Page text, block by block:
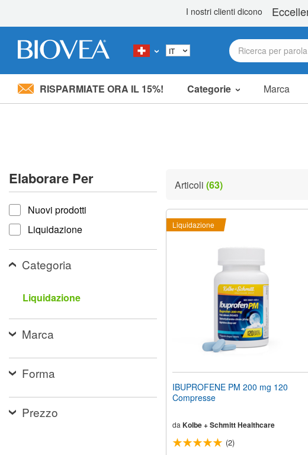
Nota:
accessibilità.
Premi
Control-
F11
per
sito
che
utilizzano
uno
reader;
Premi
Control-
aprire
RISPARMIATE ORA IL 15%! Categorie Marca
Elaborare Per
Elaborare per
Nuovi prodotti
Liquidazione
Categoria
Liquidazione
Marca
Forma
Prezzo
Articoli (63)
Liquidazione
IBUPROFENE PM 200 mg 120
Compresse
da Kolbe + Schmitt Healthcare
(2)